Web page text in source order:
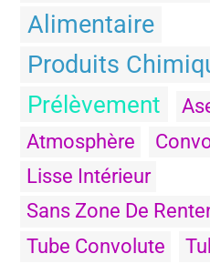
Alimentaire
Produits
Prélèvement
Atmosphère
Lisse Intérieur
Sans Zone De
Tube Convolute